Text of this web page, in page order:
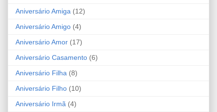
Aniversário Amiga (12)
Aniversário Amigo (4)
Aniversário Amor (17)
Aniversário Casamento (6)
Aniversário Filha (8)
Aniversário Filho (10)
Aniversário Irmã (4)